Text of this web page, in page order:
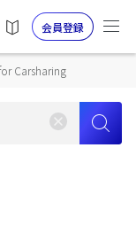
会員登録
Carsharing